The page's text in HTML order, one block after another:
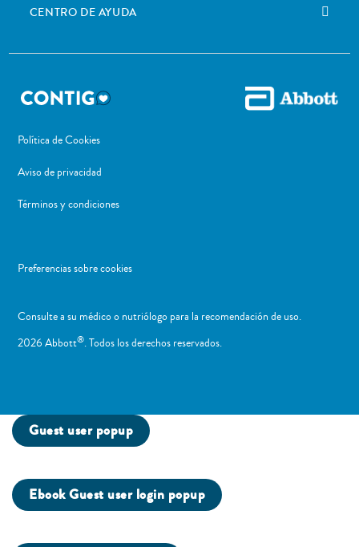
CENTRO DE AYUDA
Política de Cookies
Aviso de privacidad
Términos y condiciones
Preferencias sobre cookies
Consulte a su médico o nutriólogo para la recomendación de uso. ​
2026 Abbott®. Todos los derechos reservados.
Guest user popup
Ebook Guest user login popup